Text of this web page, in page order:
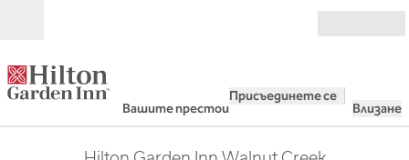
Вашите престои
Присъединете се
Влизане